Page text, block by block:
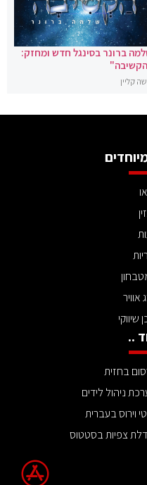
ברונר בסינגל חדש ומחזק:
קליין
אוויר
שיווקי
..
בחזית
ניהול לידים
וירוס בעברית
צפיות בסטטוס